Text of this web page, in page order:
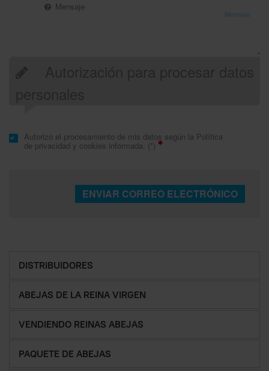
Mensaje
Autorizo ​​el procesamiento de mis datos según la Política
de privacidad y cookies informada. (*)
ENVIAR CORREO ELECTRÓNICO
DISTRIBUIDORES
ABEJAS DE LA REINA VIRGEN
VENDIENDO REINAS ABEJAS
PAQUETE DE ABEJAS